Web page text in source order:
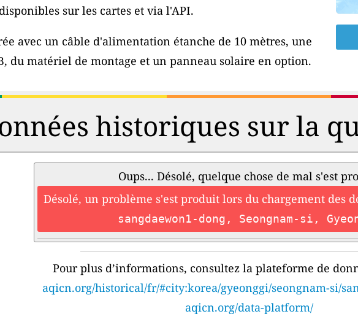
sur les cartes et via l'API.
avec un câble d'alimentation étanche de 10 mètres, une
du matériel de montage et un panneau solaire en option.
historiques sur la
Oups... Désolé, quelque chose de mal s'est
Désolé, un problème s'est produit lors du chargement des
sangdaewon1-dong, Seongnam-si,
Pour plus d’informations, consultez la plateforme de
aqicn.org/historical/fr/#city:korea/gyeonggi/seongnam-si/
aqicn.org/data-platform/